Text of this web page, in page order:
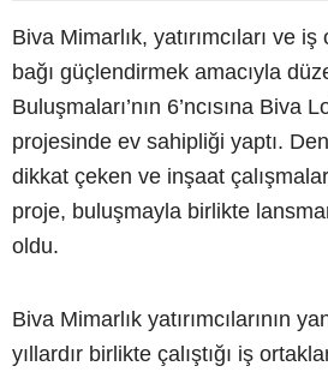
Biva Mimarlık, yatırımcıları ve
bağı güçlendirmek amacıyla
Buluşmaları’nın 6’ncısına Biva
projesinde ev sahipliği yaptı.
dikkat çeken ve inşaat
proje, buluşmayla birlikte
oldu.
Biva Mimarlık yatırımcılarının
yıllardır birlikte çalıştığı iş